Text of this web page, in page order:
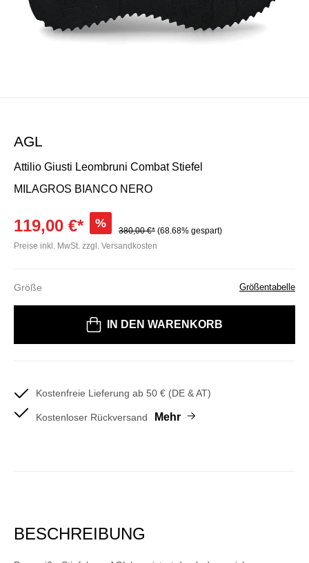
AGL
Attilio Giusti Leombruni Combat Stiefel
MILAGROS BIANCO NERO
119,00 €* %
380,00 €* (68.68% gespart)
Preise inkl. MwSt. zzgl. Versandkosten
Größe Größentabelle
IN DEN WARENKORB
Kostenfreie Lieferung ab 50 € (DE & AT)
Kostenloser Rückversand Mehr
BESCHREIBUNG